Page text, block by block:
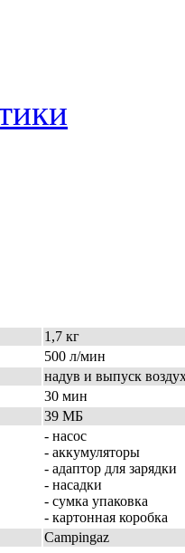
1,7 кг
500 л/мин
надув и выпуск
30 мин
39 МБ
- насос
- аккумуляторы
- адаптор для зарядки
- насадки
- сумка упаковка
- картонная коробка
Campingaz